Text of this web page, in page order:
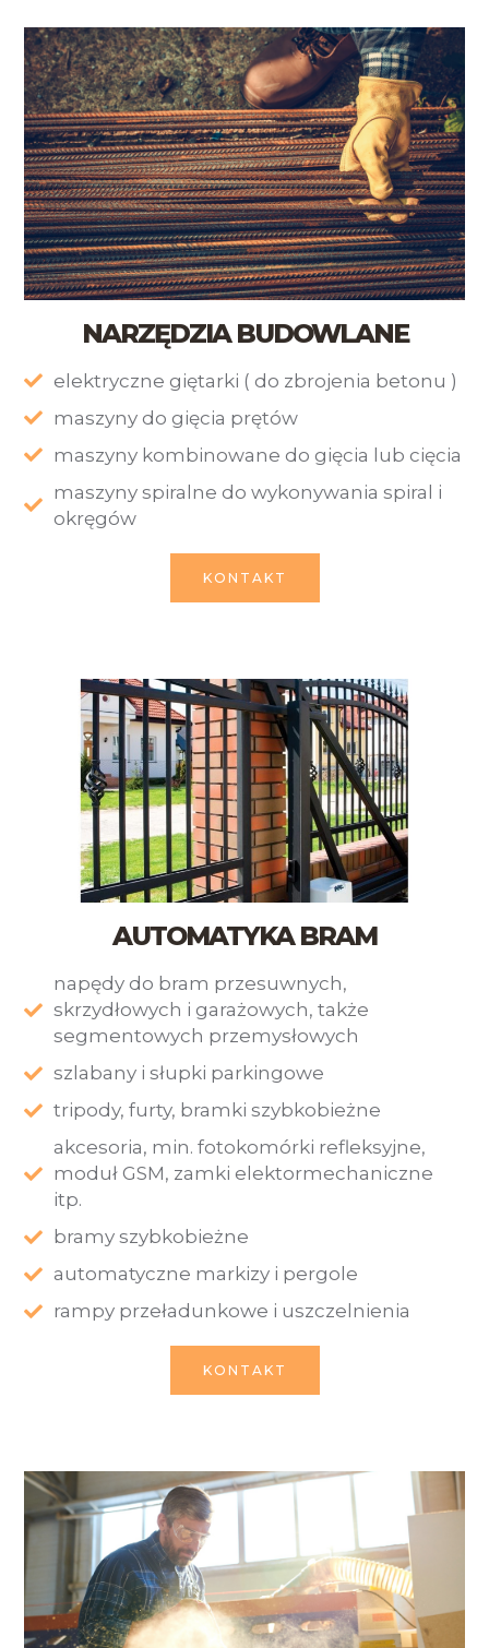
NARZĘDZIA BUDOWLANE
elektryczne giętarki ( do zbrojenia betonu )
maszyny do gięcia prętów
maszyny kombinowane do gięcia lub cięcia
maszyny spiralne do wykonywania spiral i
okręgów
KONTAKT
AUTOMATYKA BRAM
napędy do bram przesuwnych,
skrzydłowych i garażowych, także
segmentowych przemysłowych
szlabany i słupki parkingowe
tripody, furty, bramki szybkobieżne
akcesoria, min. fotokomórki refleksyjne,
moduł GSM, zamki elektormechaniczne
itp.
bramy szybkobieżne
automatyczne markizy i pergole
rampy przeładunkowe i uszczelnienia
KONTAKT